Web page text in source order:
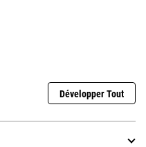
Développer Tout